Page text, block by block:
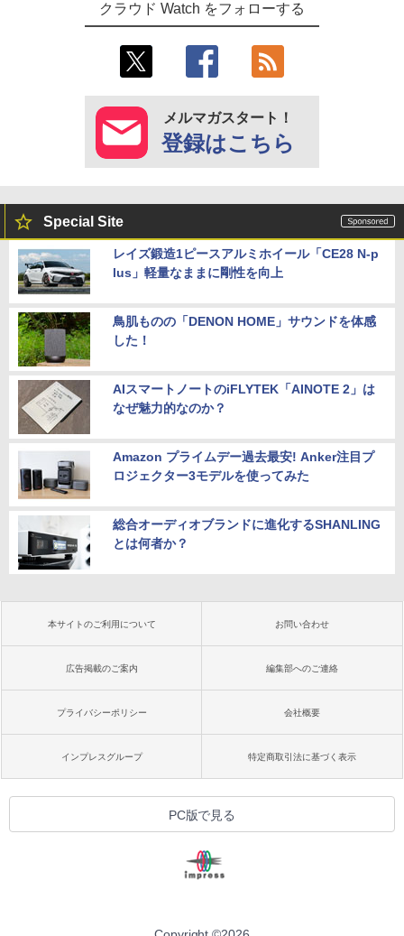
クラウド Watch をフォローする
メルマガスタート！
登録はこちら
Special Site
レイズ鍛造1ピースアルミホイール「CE28 N-p
lus」軽量なままに剛性を向上
鳥肌ものの「DENON HOME」サウンドを体感
した！
AIスマートノートのiFLYTEK「AINOTE 2」は
なぜ魅力的なのか？
Amazon プライムデー過去最安! Anker注目プ
ロジェクター3モデルを使ってみた
総合オーディオブランドに進化するSHANLING
とは何者か？
本サイトのご利用について お問い合わせ
広告掲載のご案内 編集部へのご連絡
プライバシーポリシー 会社概要
インプレスグループ 特定商取引法に基づく表示
PC版で見る